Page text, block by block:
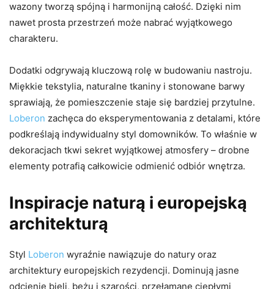
wazony tworzą spójną i harmonijną całość. Dzięki nim
nawet prosta przestrzeń może nabrać wyjątkowego
charakteru.
Dodatki odgrywają kluczową rolę w budowaniu nastroju.
Miękkie tekstylia, naturalne tkaniny i stonowane barwy
sprawiają, że pomieszczenie staje się bardziej przytulne.
Loberon zachęca do eksperymentowania z detalami, które
podkreślają indywidualny styl domowników. To właśnie w
dekoracjach tkwi sekret wyjątkowej atmosfery – drobne
elementy potrafią całkowicie odmienić odbiór wnętrza.
Inspiracje naturą i europejską
architekturą
Styl Loberon wyraźnie nawiązuje do natury oraz
architektury europejskich rezydencji. Dominują jasne
odcienie bieli, beżu i szarości, przełamane ciepłymi